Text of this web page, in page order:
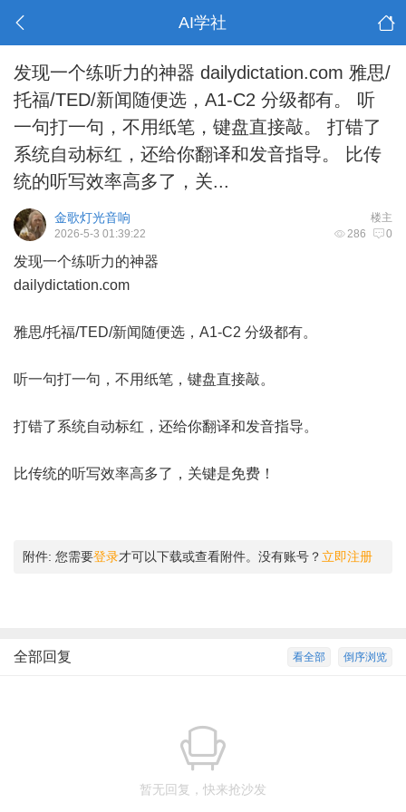
AI学社
发现一个练听力的神器 dailydictation.com 雅思/
托福/TED/新闻随便选，A1-C2 分级都有。 听
一句打一句，不用纸笔，键盘直接敲。 打错了
系统自动标红，还给你翻译和发音指导。 比传
统的听写效率高多了，关...
楼主
金歌灯光音响
286 0
2026-5-3 01:39:22
发现一个练听力的神器
dailydictation.com
雅思/托福/TED/新闻随便选，A1-C2 分级都有。
听一句打一句，不用纸笔，键盘直接敲。
打错了系统自动标红，还给你翻译和发音指导。
比传统的听写效率高多了，关键是免费！ ​​​
附件: 您需要登录才可以下载或查看附件。没有账号？ 立即注册
倒序浏览
看全部
全部回复
暂无回复，快来抢沙发